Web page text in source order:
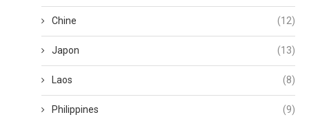
Chine (12)
Japon (13)
Laos (8)
Philippines (9)